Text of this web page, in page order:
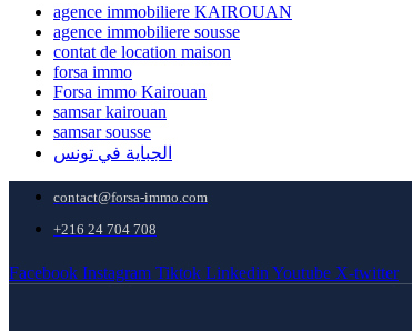
agence immobiliere KAIROUAN
agence immobiliere sousse
contat de location maison
forsa immo
Forsa immo Kairouan
samsar kairouan
samsar sousse
الجباية في تونس
contact@forsa-immo.com
+216 24 704 708
Facebook Instagram Tiktok Linkedin Youtube X-twitter